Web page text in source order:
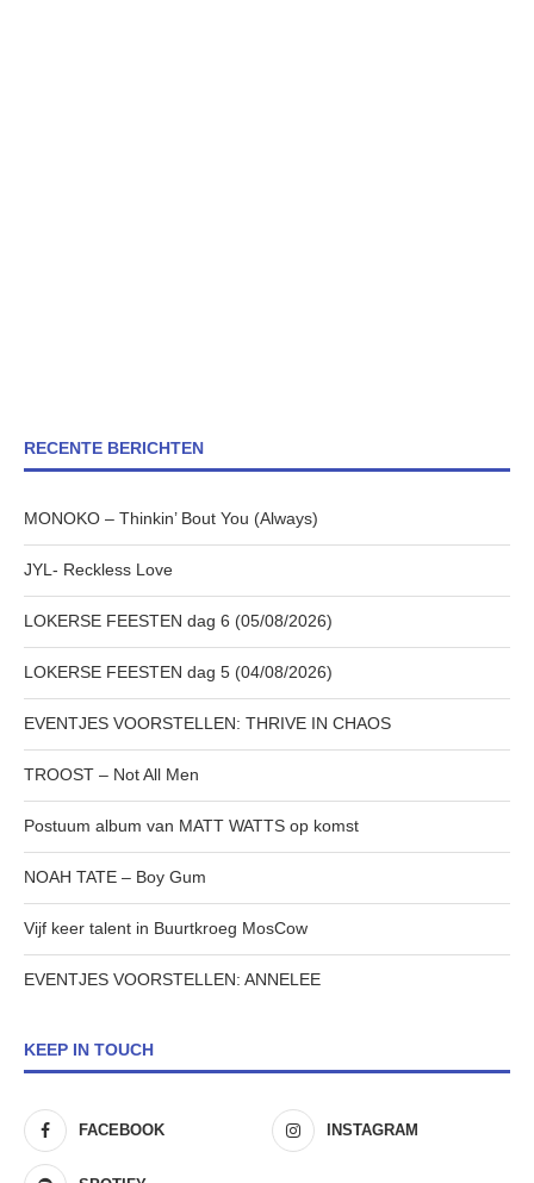
RECENTE BERICHTEN
MONOKO – Thinkin’ Bout You (Always)
JYL- Reckless Love
LOKERSE FEESTEN dag 6 (05/08/2026)
LOKERSE FEESTEN dag 5 (04/08/2026)
EVENTJES VOORSTELLEN: THRIVE IN CHAOS
TROOST – Not All Men
Postuum album van MATT WATTS op komst
NOAH TATE – Boy Gum
Vijf keer talent in Buurtkroeg MosCow
EVENTJES VOORSTELLEN: ANNELEE
KEEP IN TOUCH
FACEBOOK INSTAGRAM